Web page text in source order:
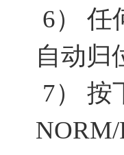
6）
任
自动归
7）
按